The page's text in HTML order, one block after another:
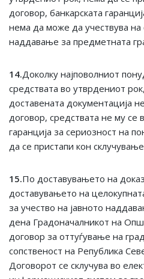
договор, банкарската
нема да може да учествува на
наддавање за предметната
14.Доколку најповолниот
средствата во утврдениот
доставената документација
договор, средствата не му се
гаранција за сериозност на
да се пристапи кон
15.По доставувањето на
доставувањето на
за учество на јавното
дена Градоначалникот на
договор за оттуѓување на
сопственост на Република
Договорот се склучува во